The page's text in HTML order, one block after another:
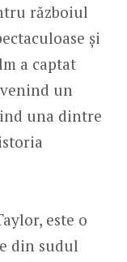
războiul
și
a captat
un
una dintre
este o
din sudul